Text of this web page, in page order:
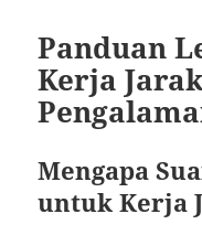
Panduan
Kerja
Mengapa
untuk Kerja